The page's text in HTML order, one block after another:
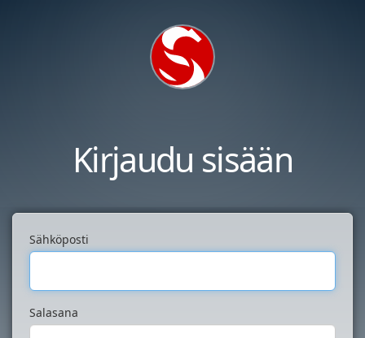
Kirjaudu sisään
Sähköposti
Salasana